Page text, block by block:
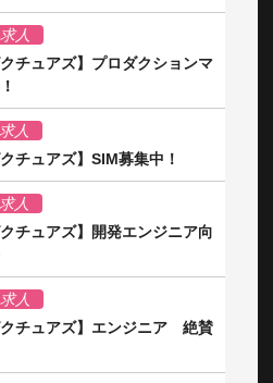
求人
クチュアズ】プロダクションマ
求人
チュアズ】SIM募集中！
求人
クチュアズ】開発エンジニア向
求人
クチュアズ】エンジニア 絶賛